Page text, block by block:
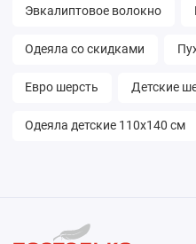
Эвкалиптовое волокно
Одеяла со скидками
Евро шерсть Детские
Одеяла детские 110х140 см